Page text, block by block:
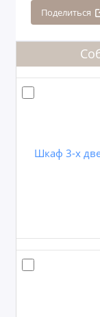
Поделиться
Шкаф 3-х